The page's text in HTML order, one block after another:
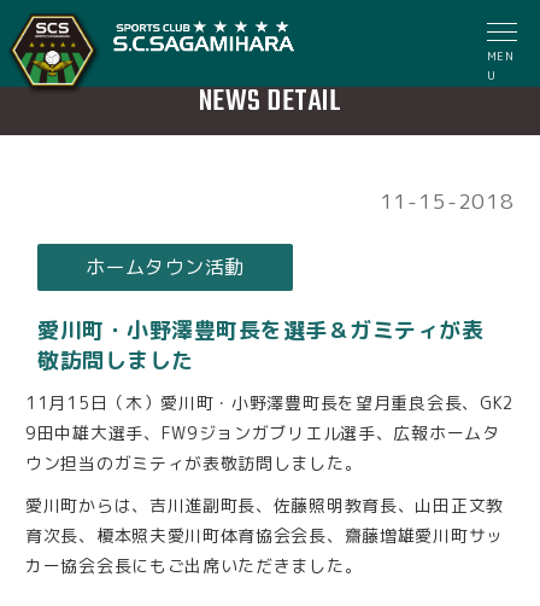
MEN
U
NEWS DETAIL
11-15-2018
ホームタウン活動
愛川町・小野澤豊町長を選手＆ガミティが表
敬訪問しました
11月15日（木）愛川町・小野澤豊町長を望月重良会長、GK2
9田中雄大選手、FW9ジョンガブリエル選手、広報ホームタ
ウン担当のガミティが表敬訪問しました。
愛川町からは、吉川進副町長、佐藤照明教育長、山田正文教
育次長、榎本照夫愛川町体育協会会長、齋藤増雄愛川町サッ
カー協会会長にもご出席いただきました。